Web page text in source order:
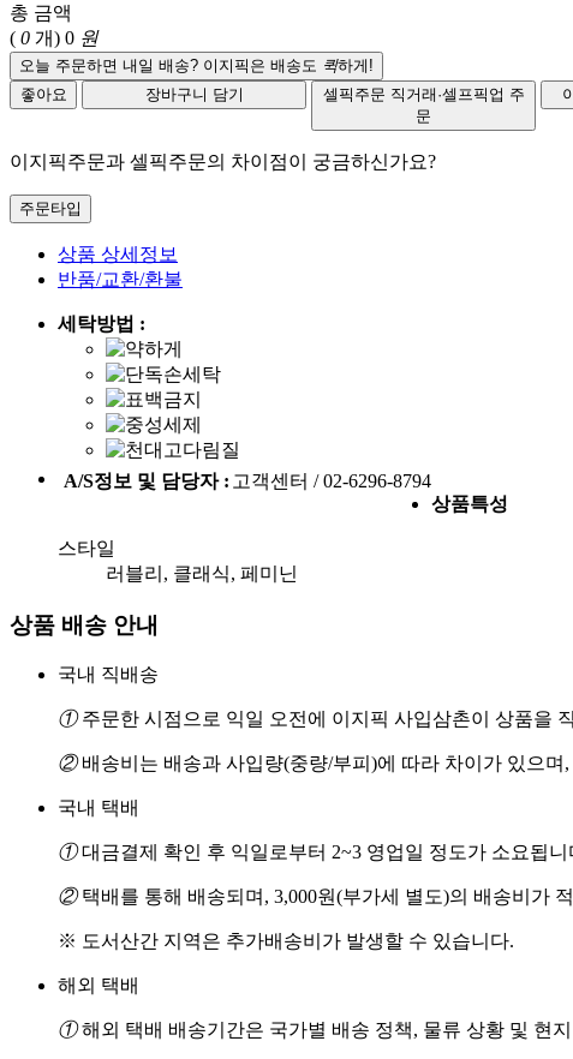
총 금액
( 0 개) 0 원
오늘 주문하면 내일 배송? 이지픽은 배송도 퀵하게!
좋아요
장바구니 담기 셀픽주문 직거래·셀프픽업 주
문
이지픽주문과 셀픽주문의 차이점이 궁금하신가요?
주문타입
상품 상세정보
반품/교환/환불
세탁방법 :
A/S정보 및 담당자 : 고객센터 / 02-6296-8794
상품특성
스타일
러블리, 클래식, 페미닌
상품 배송 안내
국내 직배송
①주문한 시점으로 익일 오전에 이지픽 사입삼촌이 상품을
②배송비는 배송과 사입량(중량/부피)에 따라 차이가 있으며
국내 택배
①대금결제 확인 후 익일로부터 2~3 영업일 정도가 소요됩니
②택배를 통해 배송되며, 3,000원(부가세 별도)의 배송비가
※ 도서산간 지역은 추가배송비가 발생할 수 있습니다.
해외 택배
①해외 택배 배송기간은 국가별 배송 정책, 물류 상황 및 현